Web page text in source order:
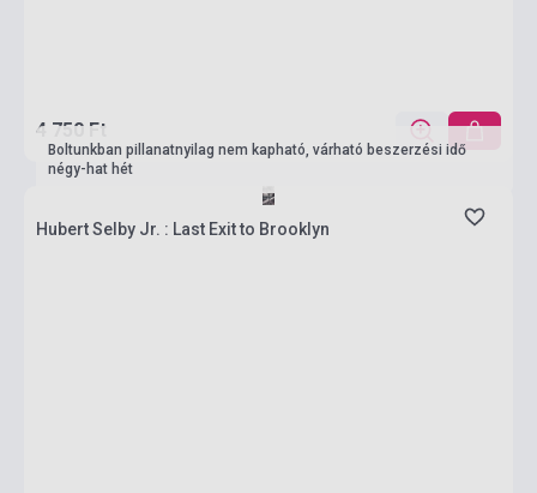
4 750 Ft
Boltunkban pillanatnyilag nem kapható, várható beszerzési idő
négy-hat hét
Hubert Selby Jr. : Last Exit to Brooklyn